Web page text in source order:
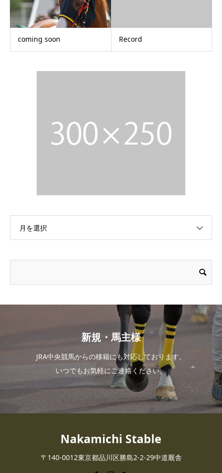
coming soon Record
月を選択
新規・馬主様
JRA中央競馬からの移籍にも対応しております。
いつでもお気軽にご連絡ください。
Nakamichi Stable
〒140-0012東京都品川区勝島2-2-29中道厩舎